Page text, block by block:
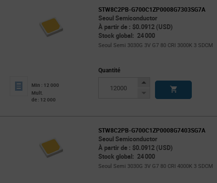
STW8C2PB-G700C1ZP0008G7303SG7A
Seoul Semiconductor
À partir de : $0.0912 (USD)
Stock global: 24 000
Seoul Semi 3030G 3V G7 80 CRI 3000K 3 SDCM
Min : 12 000
Mult.
de : 12 000
Quantité
Increase
Decrease
STW8C2PB-G700C1ZP0008G7403SG7A
Seoul Semiconductor
À partir de : $0.0912 (USD)
Stock global: 24 000
Seoul Semi 3030G 3V G7 80 CRI 4000K 3 SDCM